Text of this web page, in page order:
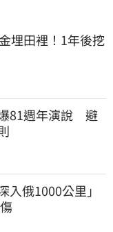
埋田裡！1年後挖
81週年演說　避
入俄1000公里」